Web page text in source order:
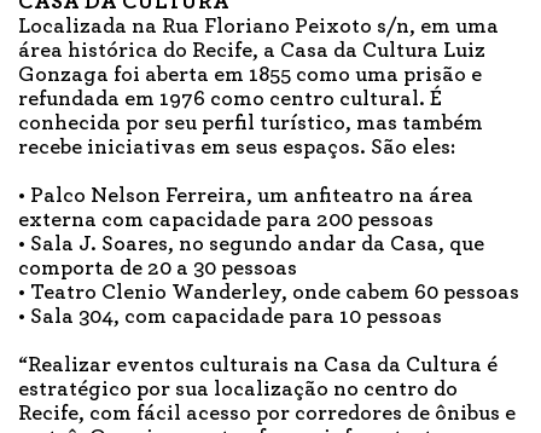
Localizada na Rua Floriano Peixoto s/n, em uma
área histórica do Recife, a Casa da Cultura Luiz
Gonzaga foi aberta em 1855 como uma prisão e
refundada em 1976 como centro cultural. É
conhecida por seu perfil turístico, mas também
recebe iniciativas em seus espaços. São eles:
• Palco Nelson Ferreira, um anfiteatro na área
externa com capacidade para 200 pessoas
• Sala J. Soares, no segundo andar da Casa, que
comporta de 20 a 30 pessoas
• Teatro Clenio Wanderley, onde cabem 60 pessoas
• Sala 304, com capacidade para 10 pessoas
“Realizar eventos culturais na Casa da Cultura é
estratégico por sua localização no centro do
Recife, com fácil acesso por corredores de ônibus e